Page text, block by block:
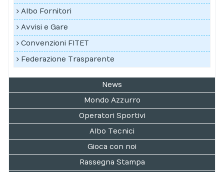
Albo Fornitori
Avvisi e Gare
Convenzioni FITET
Federazione Trasparente
News
Mondo Azzurro
Operatori Sportivi
Albo Tecnici
Gioca con noi
Rassegna Stampa